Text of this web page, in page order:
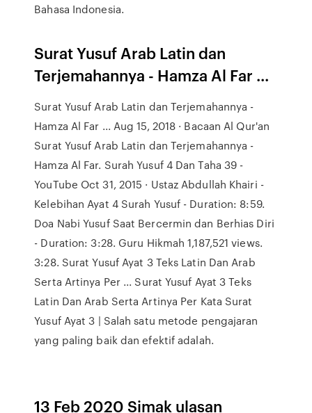
Bahasa Indonesia.
Surat Yusuf Arab Latin dan
Terjemahannya - Hamza Al Far ...
Surat Yusuf Arab Latin dan Terjemahannya -
Hamza Al Far ... Aug 15, 2018 · Bacaan Al Qur'an
Surat Yusuf Arab Latin dan Terjemahannya -
Hamza Al Far. Surah Yusuf 4 Dan Taha 39 -
YouTube Oct 31, 2015 · Ustaz Abdullah Khairi -
Kelebihan Ayat 4 Surah Yusuf - Duration: 8:59.
Doa Nabi Yusuf Saat Bercermin dan Berhias Diri
- Duration: 3:28. Guru Hikmah 1,187,521 views.
3:28. Surat Yusuf Ayat 3 Teks Latin Dan Arab
Serta Artinya Per ... Surat Yusuf Ayat 3 Teks
Latin Dan Arab Serta Artinya Per Kata Surat
Yusuf Ayat 3 | Salah satu metode pengajaran
yang paling baik dan efektif adalah.
13 Feb 2020 Simak ulasan